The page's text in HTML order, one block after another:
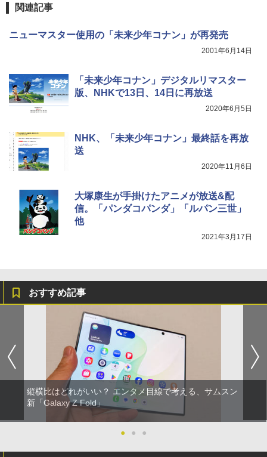
関連記事
ニューマスター使用の「未来少年コナン」が再発売
2001年6月14日
「未来少年コナン」デジタルリマスター
版、NHKで13日、14日に再放送
2020年6月5日
NHK、「未来少年コナン」最終話を再放
送
2020年11月6日
大塚康生が手掛けたアニメが放送&配
信。「パンダコパンダ」「ルパン三世」
他
2021年3月17日
おすすめ記事
縦横比はどれがいい？ エンタメ目線で考える、サムスン
新「Galaxy Z Fold」
● ● ●